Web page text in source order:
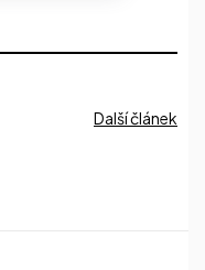
Další článek